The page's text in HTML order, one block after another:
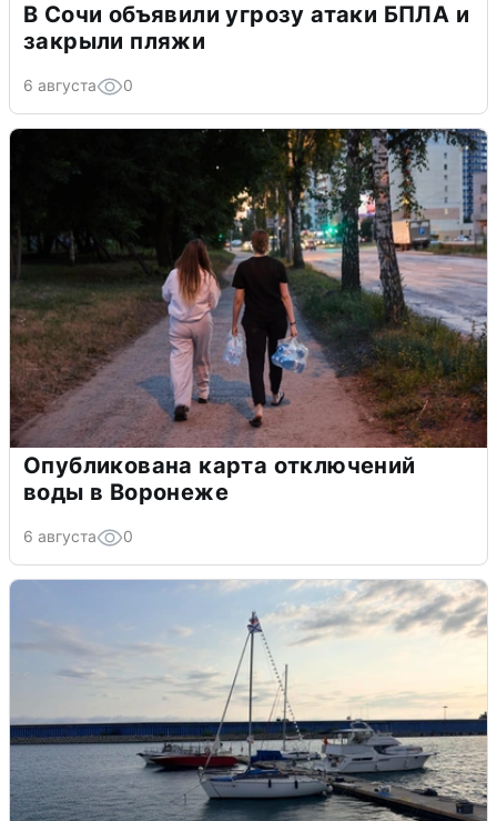
В Сочи объявили угрозу атаки БПЛА и
закрыли пляжи
6 августа 0
Опубликована карта отключений
воды в Воронеже
6 августа 0